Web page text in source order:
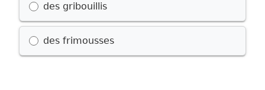
des gribouillis
des frimousses